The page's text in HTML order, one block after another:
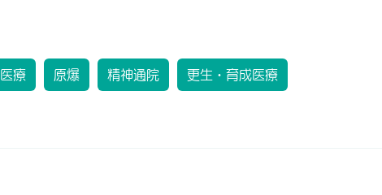
療 原爆 精神通院 更生・育成医療